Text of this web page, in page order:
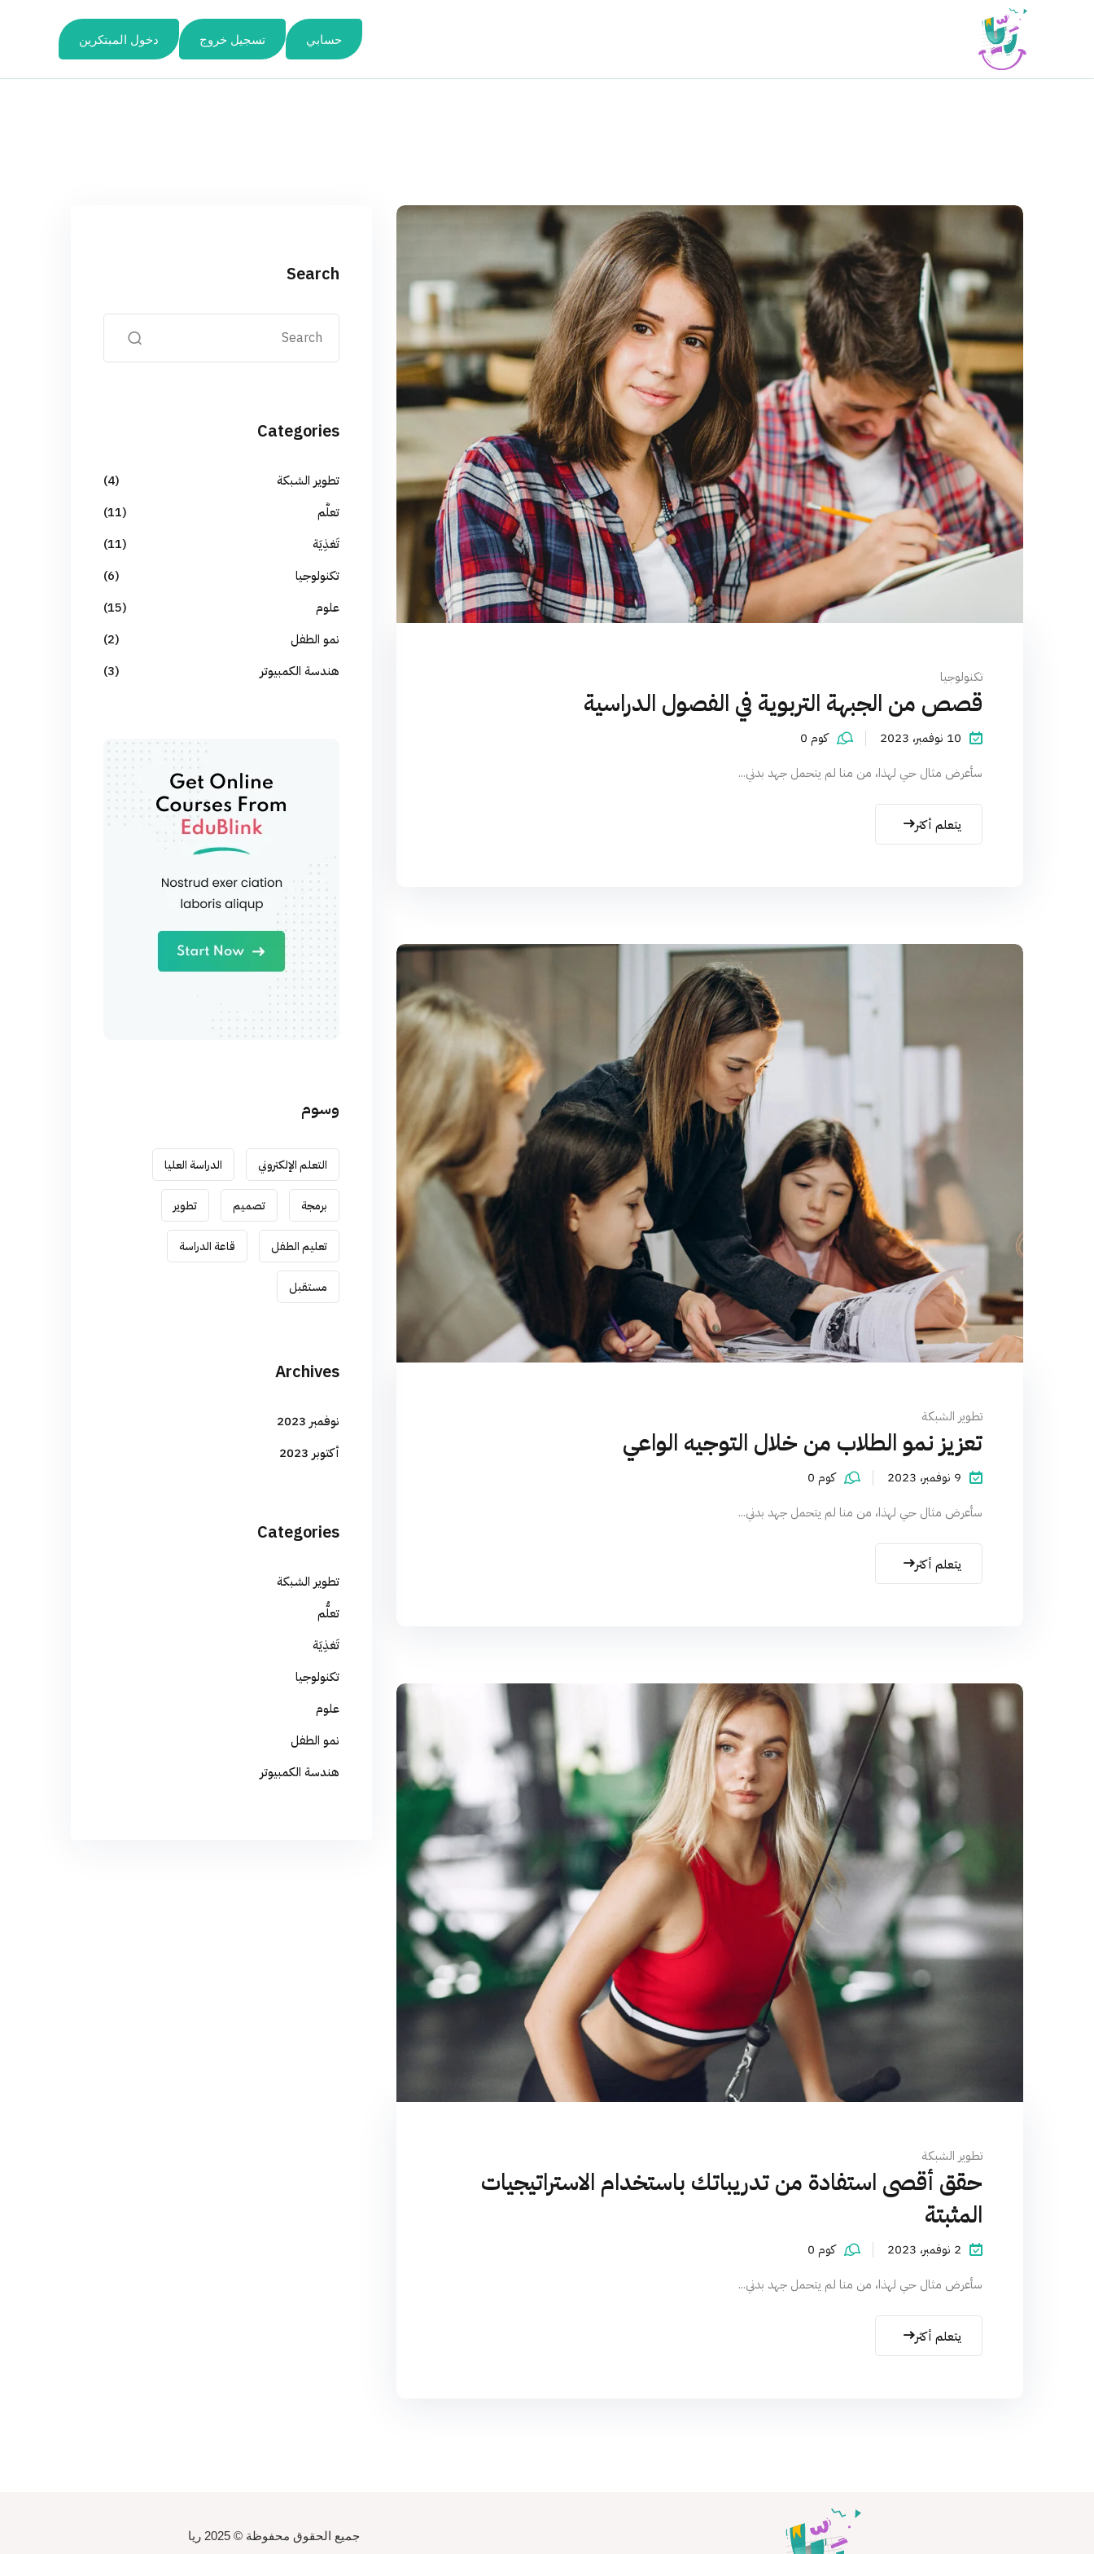
دخول المبتكرين تسجيل خروج حسابي
تكنولوجيا
قصص من الجبهة التربوية في الفصول الدراسية
10 نوفمبر، 2023
كوم 0
سأعرض مثال حي لهذا، من منا لم يتحمل جهد بدني...
يتعلم أكثر
تطوير الشبكة
تعزيز نمو الطلاب من خلال التوجيه الواعي
9 نوفمبر، 2023
كوم 0
سأعرض مثال حي لهذا، من منا لم يتحمل جهد بدني...
يتعلم أكثر
تطوير الشبكة
حقق أقصى استفادة من تدريباتك باستخدام الاستراتيجيات
المثبتة
2 نوفمبر، 2023
كوم 0
سأعرض مثال حي لهذا، من منا لم يتحمل جهد بدني...
يتعلم أكثر
Search
Categories
تطوير الشبكة
(4)
تعلُّم
(11)
تَغذِيَة
(11)
تكنولوجيا
(6)
علوم
(15)
نمو الطفل
(2)
هندسة الكمبيوتر
(3)
وسوم
التعلم الإلكتروني الدراسة العليا
برمجة تصميم تطوير
تعليم الطفل قاعة الدراسة
مستقبل
Archives
نوفمبر 2023
أكتوبر 2023
Categories
تطوير الشبكة
تعلُّم
تَغذِيَة
تكنولوجيا
علوم
نمو الطفل
هندسة الكمبيوتر
جميع الحقوق محفوظة © 2025 ريا
Sign in
Don’t have an account? Sign up
Remember me
Lost your password?